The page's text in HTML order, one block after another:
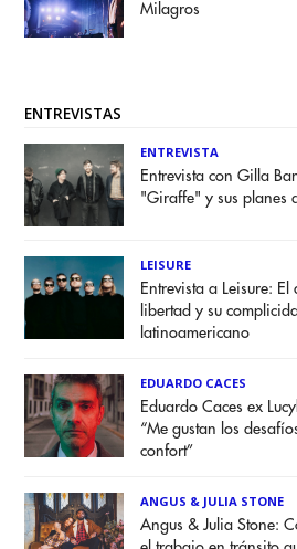
Milagros
ENTREVISTAS
ENTREVISTA
Entrevista con Gilla
"Giraffe" y sus planes
LEISURE
Entrevista a Leisure:
libertad y su
latinoamericano
EDUARDO CACES
Eduardo Caces ex
“Me gustan los
confort”
ANGUS & JULIA STONE
Angus & Julia Stone: